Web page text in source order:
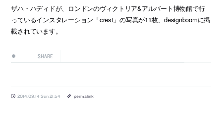
ザハ・ハディドが、ロンドンのヴィクトリア&アルバート博物館で行
っているインスタレーション「crest」の写真が11枚、designboomに掲
載されています。
SHARE
2014.09.14 Sun 21:54 permalink